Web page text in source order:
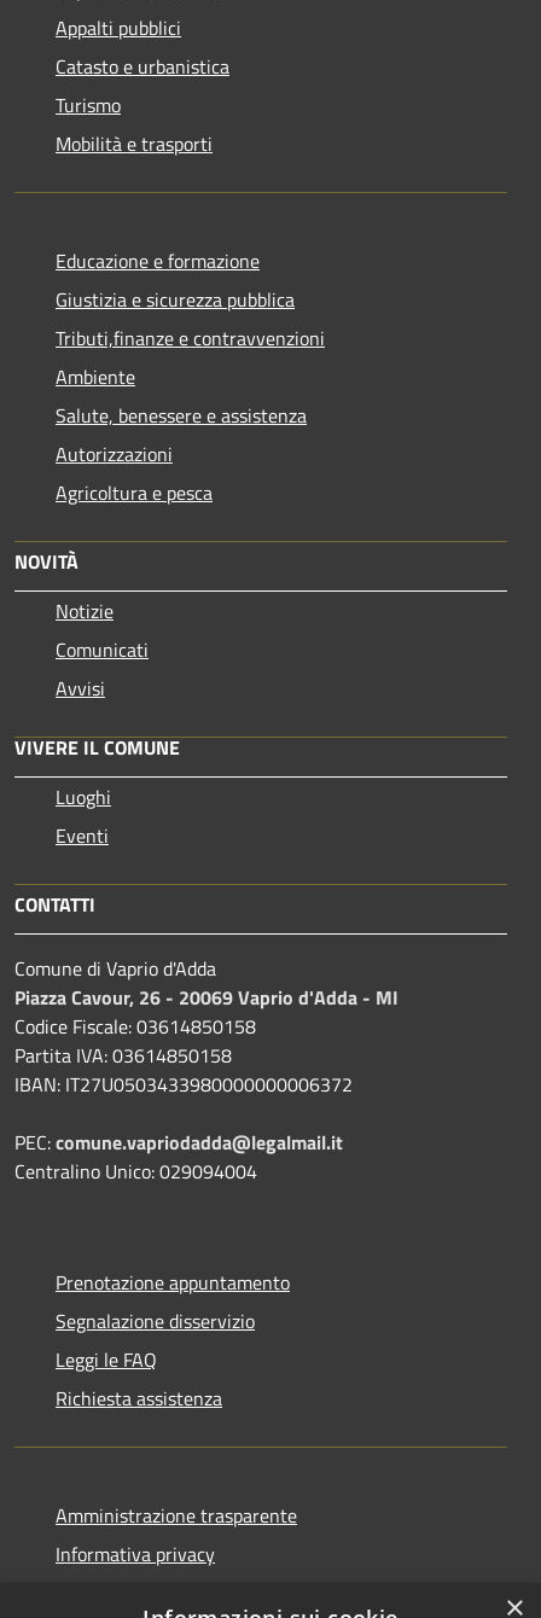
Appalti pubblici
Catasto e urbanistica
Turismo
Mobilità e trasporti
Educazione e formazione
Giustizia e sicurezza pubblica
Tributi,finanze e contravvenzioni
Ambiente
Salute, benessere e assistenza
Autorizzazioni
Agricoltura e pesca
NOVITÀ
Notizie
Comunicati
Avvisi
VIVERE IL COMUNE
Luoghi
Eventi
CONTATTI
Comune di Vaprio d'Adda
Piazza Cavour, 26 - 20069 Vaprio d'Adda - MI
Codice Fiscale: 03614850158
Partita IVA: 03614850158
IBAN: IT27U0503433980000000006372
PEC:comune.vapriodadda@legalmail.it
Centralino Unico: 029094004
Prenotazione appuntamento
Segnalazione disservizio
Leggi le FAQ
Richiesta assistenza
Amministrazione trasparente
Informativa privacy
×